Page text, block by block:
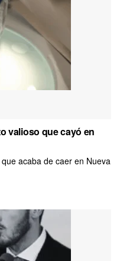
valioso que cayó en
acaba de caer en Nueva